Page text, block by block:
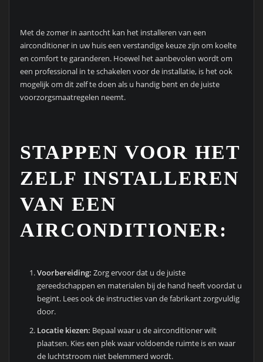
Met de zomer in aantocht kan het installeren van een
airconditioner in uw huis een verstandige keuze zijn om koelte
en comfort te garanderen. Hoewel het aanbevolen wordt om
een professional in te schakelen voor de installatie, is het ook
mogelijk om dit zelf te doen als u handig bent en de juiste
voorzorgsmaatregelen neemt.
STAPPEN VOOR HET
ZELF INSTALLEREN
VAN EEN
AIRCONDITIONER:
Voorbereiding: Zorg ervoor dat u de juiste
gereedschappen en materialen bij de hand heeft voordat u
begint. Lees ook de instructies van de fabrikant zorgvuldig
door.
Locatie kiezen: Bepaal waar u de airconditioner wilt
plaatsen. Kies een plek waar voldoende ruimte is en waar
de luchtstroom niet belemmerd wordt.